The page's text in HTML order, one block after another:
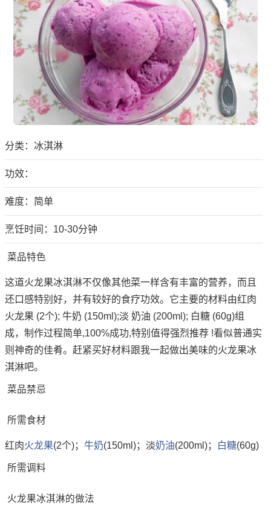
分类： 冰淇淋
功效：
难度：简单
烹饪时间：10-30分钟
菜品特色
这道火龙果冰淇淋不仅像其他菜一样含有丰富的营养，而且
还口感特别好，并有较好的食疗功效。它主要的材料由红肉
火龙果 (2个); 牛奶 (150ml);淡 奶油 (200ml); 白糖 (60g)组
成，制作过程简单,100%成功,特别值得强烈推荐 !看似普通实
则神奇的佳肴。赶紧买好材料跟我一起做出美味的火龙果冰
淇淋吧。
菜品禁忌
所需食材
红肉火龙果(2个)； 牛奶(150ml)；淡奶油(200ml)； 白糖(60g)
所需调料
火龙果冰淇淋的做法